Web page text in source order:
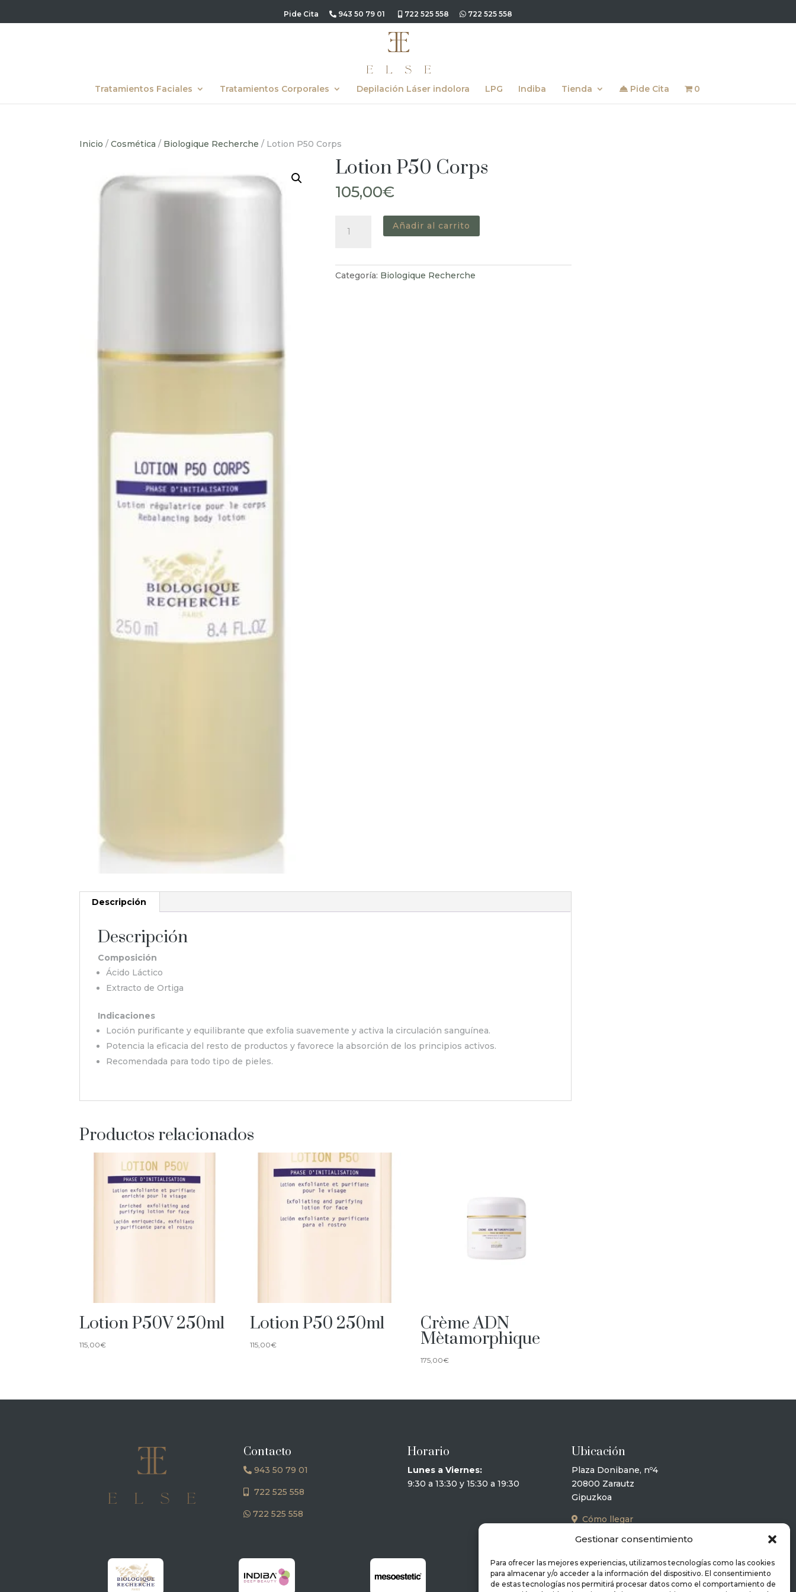
Gestionar consentimiento
Para ofrecer las mejores experiencias, utilizamos tecnologías como las cookies
para almacenar y/o acceder a la información del dispositivo. El consentimiento
de estas tecnologías nos permitirá procesar datos como el comportamiento de
Pide Cita 943 50 79 01 722 525 558 722 525 558
Tratamientos Faciales Tratamientos Corporales Depilación Láser indolora LPG Indiba Tienda Pide Cita 0
Inicio /Cosmética / Biologique Recherche / Lotion P50 Corps
Lotion P50 Corps
105,00€
P50
cantidad
Añadir al carrito
Categoría: Biologique Recherche
Descripción
Descripción
Composición
Ácido Láctico
Extracto de Ortiga
Indicaciones
Loción purificante y equilibrante que exfolia suavemente y activa la circulación sanguínea.
Potencia la eficacia del resto de productos y favorece la absorción de los principios activos.
Recomendada para todo tipo de pieles.
Productos relacionados
Lotion P50V 250ml
115,00€
Lotion P50 250ml
115,00€
Crème ADN
Mètamorphique
175,00€
Contacto
943 50 79 01
722 525 558
722 525 558
Horario
Lunes a Viernes:
9:30 a 13:30 y 15:30 a 19:30
Ubicación
Plaza Donibane, nº4
20800 Zarautz
Gipuzkoa
Cómo llegar